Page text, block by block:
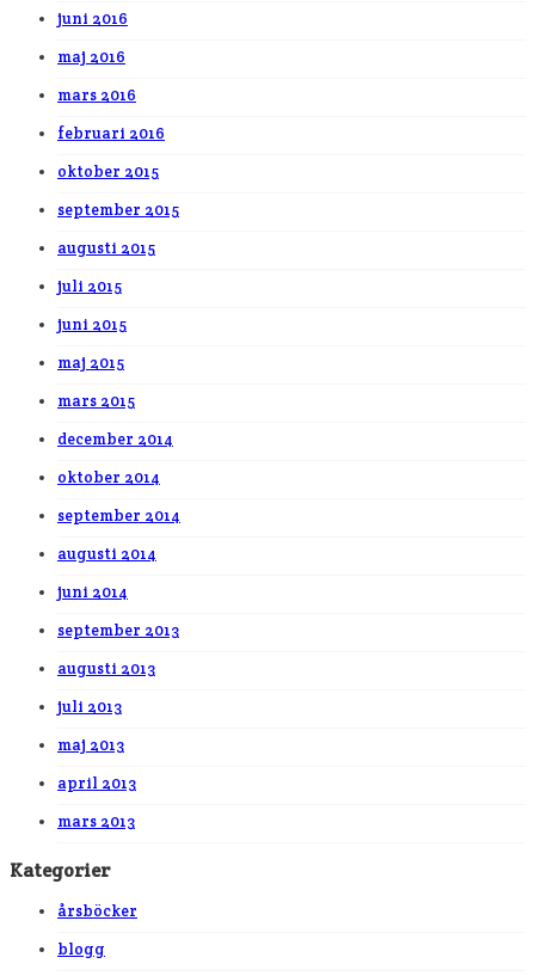
juni 2016
maj 2016
mars 2016
februari 2016
oktober 2015
september 2015
augusti 2015
juli 2015
juni 2015
maj 2015
mars 2015
december 2014
oktober 2014
september 2014
augusti 2014
juni 2014
september 2013
augusti 2013
juli 2013
maj 2013
april 2013
mars 2013
Kategorier
årsböcker
blogg